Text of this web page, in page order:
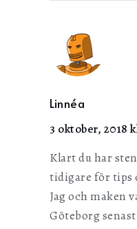
Linnéa
3 oktober, 2018
Klart du har
tidigare för tips
Jag och maken
Göteborg